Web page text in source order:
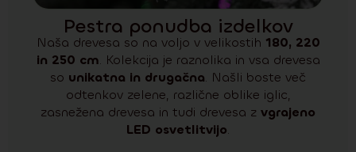
Pestra ponudba izdelkov
Naša drevesa so na voljo v velikostih 180, 220
in 250 cm. Kolekcija je raznolika in vsa drevesa
so unikatna in drugačna. Našli boste več
odtenkov zelene, različne oblike iglic,
zasnežena drevesa in tudi drevesa z vgrajeno
LED osvetlitvijo.